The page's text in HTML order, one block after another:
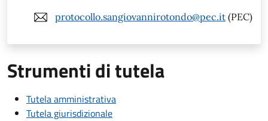
protocollo.sangiovannirotondo@pec.it (PEC)
Strumenti di tutela
Tutela amministrativa
Tutela giurisdizionale